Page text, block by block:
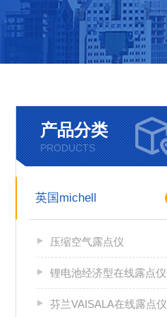
产品分类
PRODUCTS
英国michell
压缩空气露点仪
锂电池经济型在线露点仪
芬兰VAISALA在线露点仪